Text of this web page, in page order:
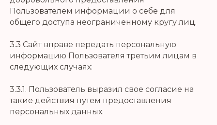
Пользователем информации о себе для
общего доступа неограниченному кругу лиц.
3.3 Сайт вправе передать персональную
информацию Пользователя третьим лицам в
следующих случаях:
3.3.1. Пользователь выразил свое согласие на
такие действия путем предоставления
персональных данных.